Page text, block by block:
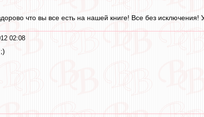
что вы все есть на нашей книге! Все без исключения!
02:08